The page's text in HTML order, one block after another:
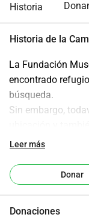
Historia
Historia de la
La Fundación
encontrado
búsqueda.
Sin embargo,
reparar la colección.
manera atractiva
colección.
del patrimonio
Leer más
Donar
Donaciones